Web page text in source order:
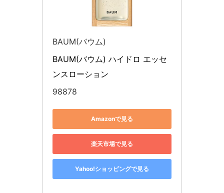
BAUM(バウム)
BAUM(バウム) ハイドロ エッセ
ンスローション
98878
Amazonで見る
楽天市場で見る
Yahoo!ショッピングで見る